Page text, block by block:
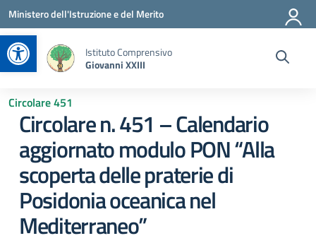
Apri la barra degli strumenti
Vai ai contenuti
Vai al menu di navigazione
Vai al footer
Ministero dell'Istruzione e del Merito
Istituto Comprensivo
Giovanni XXIII
Circolare 451
Circolare n. 451 – Calendario
aggiornato modulo PON “Alla
scoperta delle praterie di
Posidonia oceanica nel
Mediterraneo”